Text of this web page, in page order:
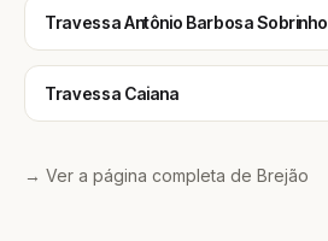
Travessa Antônio Barbosa Sobrinho
Travessa Caiana
→ Ver a página completa de Brejão